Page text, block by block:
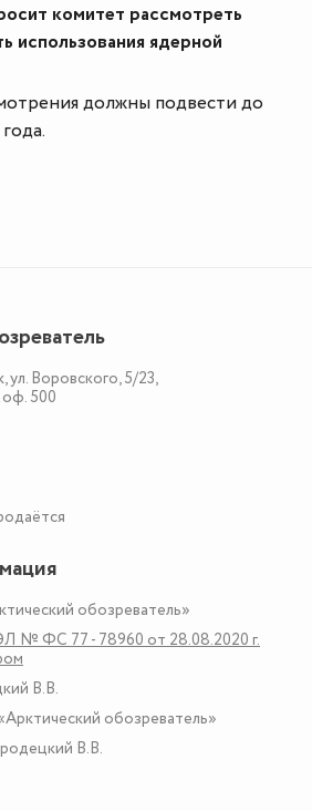
комитет рассмотреть
использования ядерной
должны подвести до
,ул. Воровского, 5/23,
500
обозреватель»
№ ФС 77 - 78960 от 28.08.2020 г.
В.В.
обозреватель»
В.В.